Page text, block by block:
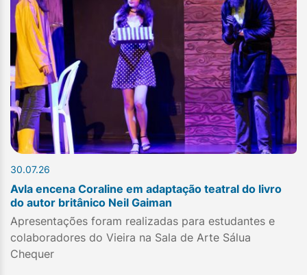
30.07.26
Avla encena Coraline em adaptação teatral do livro
do autor britânico Neil Gaiman
Apresentações foram realizadas para estudantes e
colaboradores do Vieira na Sala de Arte Sálua
Chequer